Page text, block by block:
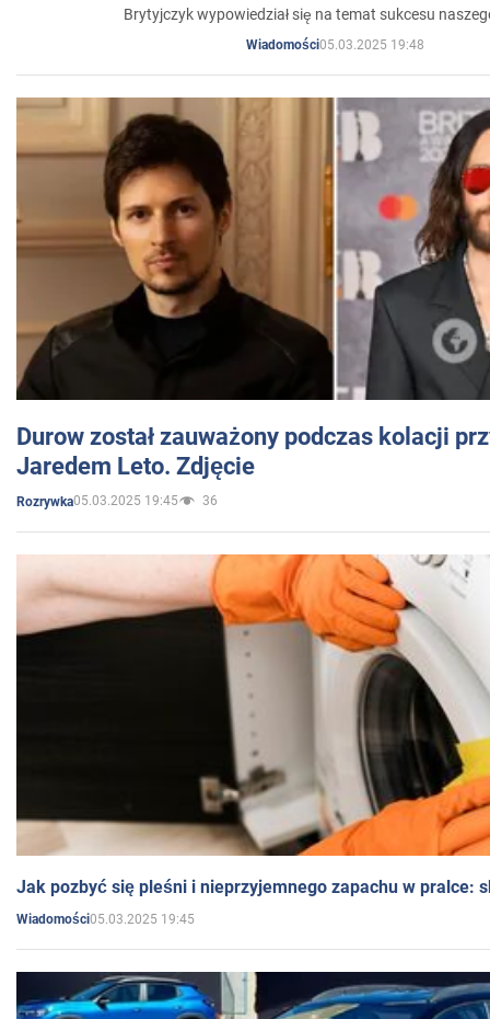
Brytyjczyk wypowiedział się na temat sukcesu
Wiadomości05.03.2025 19:48
Durow został zauważony podczas kolacji
Jaredem Leto. Zdjęcie
Rozrywka05.03.2025 19:45 36
Jak pozbyć się pleśni i nieprzyjemnego zapachu w pralce:
Wiadomości05.03.2025 19:45